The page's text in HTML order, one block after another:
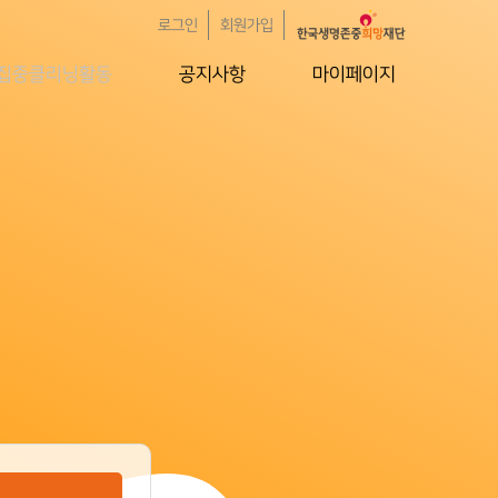
로그인 회원가입
중클리닝활동 공지사항 마이페이지